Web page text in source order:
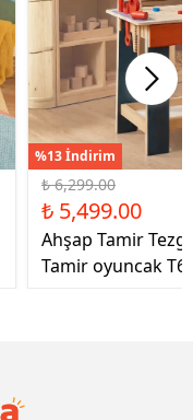
%13 İndirim
₺ 6,299.00
₺ 5,499.00
Ahşap Tamir
Tamir oyuncak